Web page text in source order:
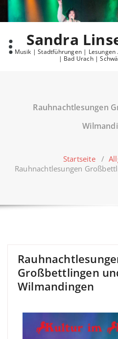
content
Sandra
Musik | Stadtführungen |
| Bad Urach |
Rauhnachtlesungen
Startseite/
Rauhnachtlesungen
Großbettlingen
Wilmandingen